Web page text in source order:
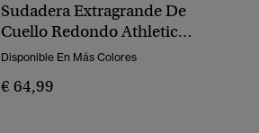
Sudadera Extragrande De
Cuello Redondo Athletic
Essentials
Disponible En Más Colores
€ 64,99